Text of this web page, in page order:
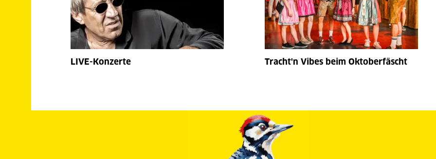
LIVE-Konzerte Tracht'n Vibes beim Oktoberfäscht